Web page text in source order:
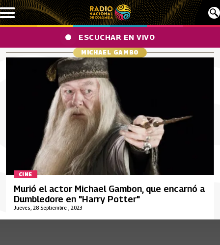
Pasar al contenido principal
ESCUCHAR EN VIVO
MICHAEL GAMBO
CINE
Jueves, 28 Septiembre , 2023
Murió el actor Michael Gambon, que encarnó a
Dumbledore en "Harry Potter"